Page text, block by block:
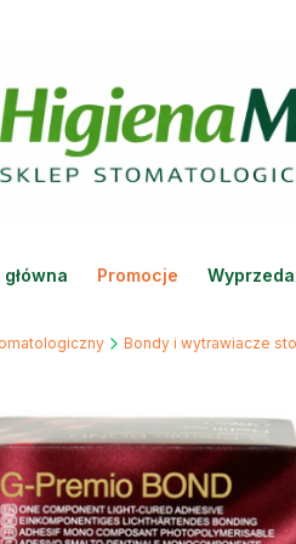
Promocje
Bondy i wytrawiacze